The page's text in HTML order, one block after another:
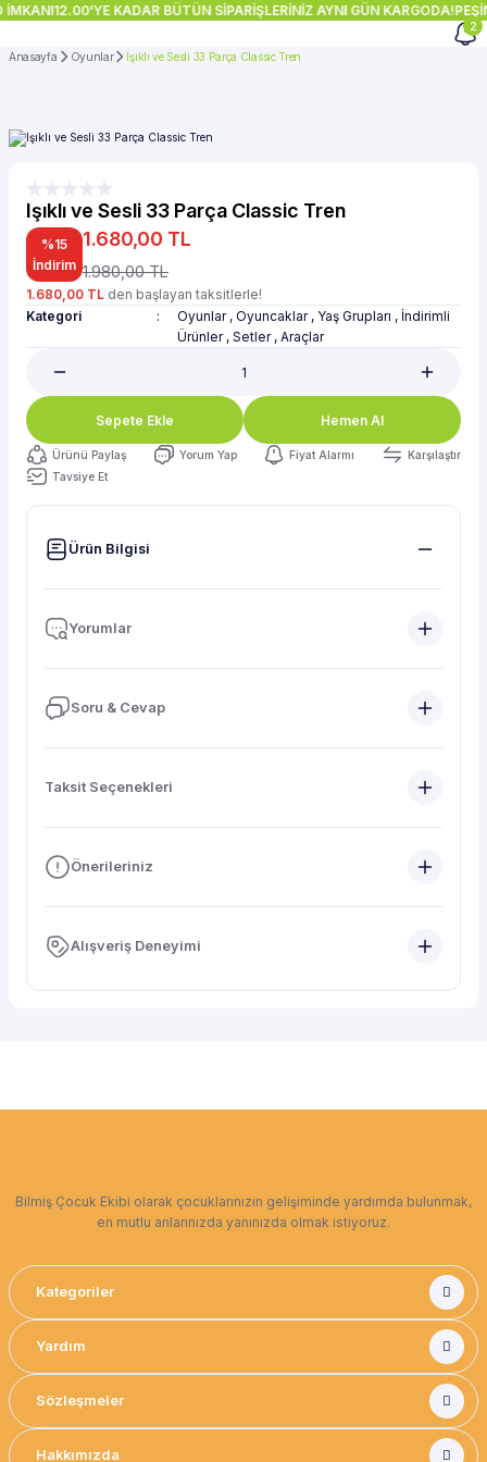
12.00'YE KADAR BÜTÜN SİPARİŞLERİNİZ AYNI GÜN KARGODA!
2
Anasayfa Oyunlar Işıklı ve Sesli 33 Parça Classic Tren
Işıklı ve Sesli 33 Parça Classic Tren
%15
İndirim
1.680,00 TL
1.980,00 TL
1.680,00 TL den başlayan taksitlerle!
Kategori
Oyunlar , Oyuncaklar , Yaş Grupları , İndirimli
Ürünler , Setler , Araçlar
Sepete Ekle Hemen Al
Ürünü Paylaş Yorum Yap Fiyat Alarmı
Karşılaştır
Tavsiye Et
Ürün Bilgisi
Yorumlar
Soru & Cevap
Taksit Seçenekleri
Önerileriniz
Alışveriş Deneyimi
Bilmiş Çocuk Ekibi olarak çocuklarınızın gelişiminde yardımda bulunmak,
en mutlu anlarınızda yanınızda olmak istiyoruz.
Kategoriler
Yardım
Sözleşmeler
Hakkımızda